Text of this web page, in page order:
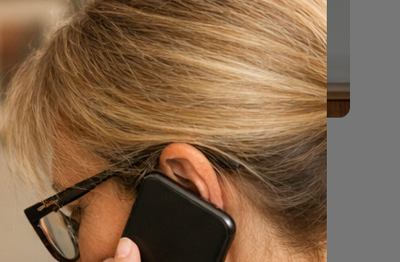
van de
van